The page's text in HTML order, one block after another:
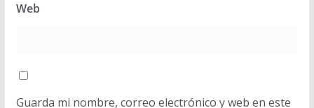
Web
Guarda mi nombre, correo electrónico y web en este